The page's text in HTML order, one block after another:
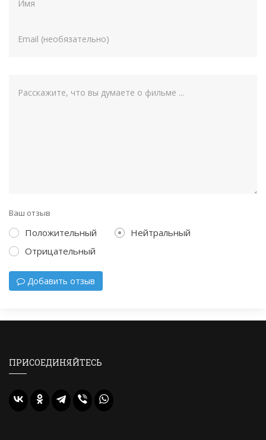
Ваш отзыв
Положительный
Нейтральный
Отрицательный
Добавить отзыв
ПРИСОЕДИНЯЙТЕСЬ